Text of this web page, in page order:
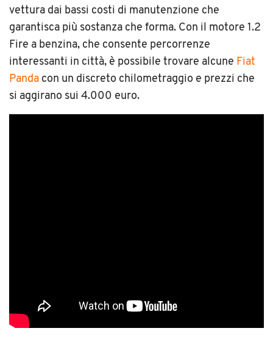
vettura dai bassi costi di manutenzione che
garantisca più sostanza che forma. Con il motore 1.2
Fire a benzina, che consente percorrenze
interessanti in città, è possibile trovare alcune Fiat
Panda con un discreto chilometraggio e prezzi che
si aggirano sui 4.000 euro.